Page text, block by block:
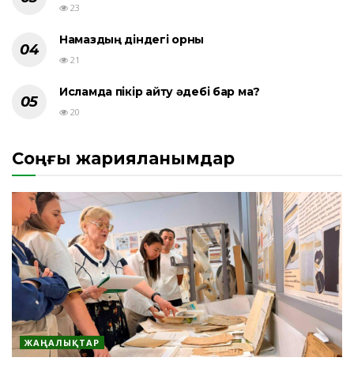
23
Намаздың діндегі орны
21
Исламда пікір айту әдебі бар ма?
20
Соңғы жарияланымдар
ЖАҢАЛЫҚТАР